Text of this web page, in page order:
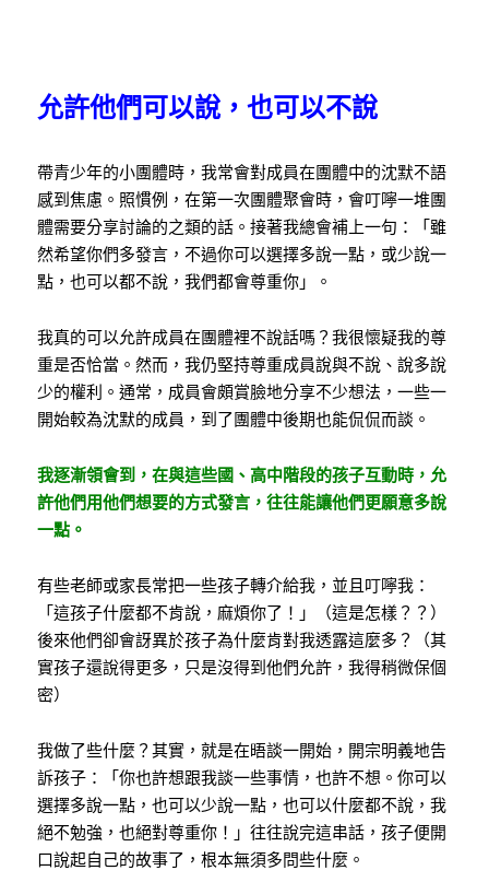
允許他們可以說，也可以不說
帶青少年的小團體時，我常會對成員在團體中的沈默不語
感到焦慮。照慣例，在第一次團體聚會時，會叮嚀一堆團
體需要分享討論的之類的話。接著我總會補上一句：「雖
然希望你們多發言，不過你可以選擇多說一點，或少說一
點，也可以都不說，我們都會尊重你」。
我真的可以允許成員在團體裡不說話嗎？我很懷疑我的尊
重是否恰當。然而，我仍堅持尊重成員說與不說、說多說
少的權利。通常，成員會頗賞臉地分享不少想法，一些一
開始較為沈默的成員，到了團體中後期也能侃侃而談。
我逐漸領會到，在與這些國、高中階段的孩子互動時，允
許他們用他們想要的方式發言，往往能讓他們更願意多說
一點。
有些老師或家長常把一些孩子轉介給我，並且叮嚀我：
「這孩子什麼都不肯說，麻煩你了！」（這是怎樣？？）
後來他們卻會訝異於孩子為什麼肯對我透露這麼多？（其
實孩子還說得更多，只是沒得到他們允許，我得稍微保個
密）
我做了些什麼？其實，就是在晤談一開始，開宗明義地告
訴孩子：「你也許想跟我談一些事情，也許不想。你可以
選擇多說一點，也可以少說一點，也可以什麼都不說，我
絕不勉強，也絕對尊重你！」往往說完這串話，孩子便開
口說起自己的故事了，根本無須多問些什麼。